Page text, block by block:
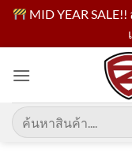
MID YEAR
เนื้อหา
ค้นหา: